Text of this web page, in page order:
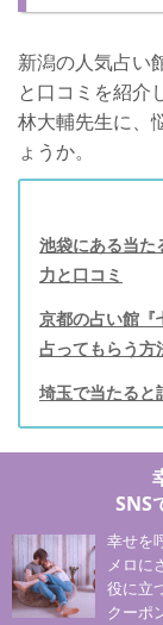
新潟の人気占い
と口コミを紹介
林大輔先生に、
ょうか。
池袋にある当た
力と口コミ
京都の占い館『
占ってもらう方
埼玉で当たると
SNS
幸せを
メロに
役に立
クーポ